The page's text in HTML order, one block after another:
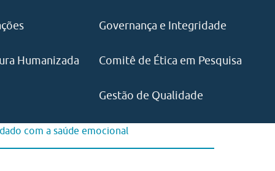
Governança e Integridade
Humanizada Comitê de Ética em Pesquisa
Gestão de Qualidade
pelo CEJAM e(11) 97646‑2537
visão e valores?
com a saúde emocional